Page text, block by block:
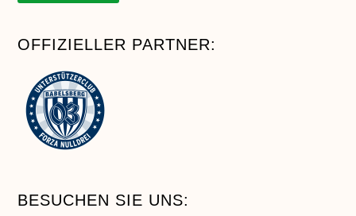
OFFIZIELLER PARTNER:
BESUCHEN SIE UNS: